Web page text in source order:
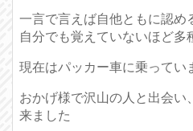
一言で言えば自他ともに認め
自分でも覚えていないほど多
現在はパッカー車に乗ってい
おかげ様で沢山の人と出会い
来ました